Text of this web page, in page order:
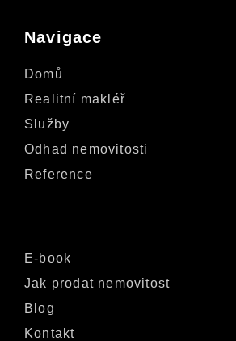
Navigace
Domů
Realitní makléř
Služby
Odhad nemovitosti
Reference
E-book
Jak prodat nemovitost
Blog
Kontakt